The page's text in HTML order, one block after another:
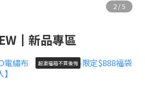
新品專區
超激福箱不買後悔